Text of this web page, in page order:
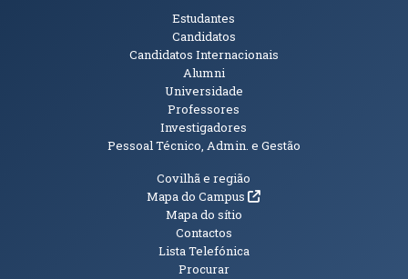
Estudantes
Candidatos
Candidatos Internacionais
Alumni
Universidade
Professores
Investigadores
Pessoal Técnico, Admin. e Gestão
Informações Adicionais
Covilhã e região
Mapa do Campus(abre em nova janela)
Mapa do sítio
Contactos
Lista Telefónica
Procurar